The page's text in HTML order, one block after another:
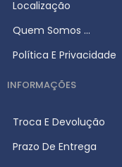
Localização
Quem Somos ...
Política E Privacidade
INFORMAÇÕES
Troca E Devolução
Prazo De Entrega